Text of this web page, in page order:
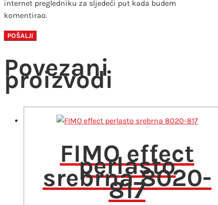
internet pregledniku za sljedeći put kada budem
komentirao.
Povezani
proizvodi
FIMO effect
perlasto
srebrna 8020-
817